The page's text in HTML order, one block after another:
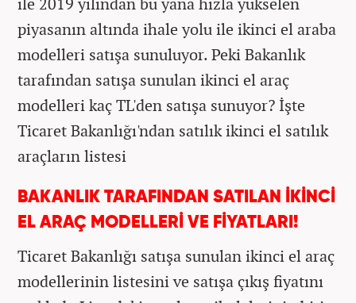
piyasanın altında ihale yolu ile ikinci el araba
modelleri satışa sunuluyor. Peki Bakanlık
tarafından satışa sunulan ikinci el araç
modelleri kaç TL'den satışa sunuyor? İşte
Ticaret Bakanlığı'ndan satılık ikinci el satılık
araçların listesi
BAKANLIK TARAFINDAN SATILAN İKİNCİ
EL ARAÇ MODELLERİ VE FİYATLARI!
Ticaret Bakanlığı satışa sunulan ikinci el araç
modellerinin listesini ve satışa çıkış fiyatını